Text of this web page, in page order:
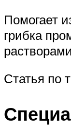
Помогает
грибка
Статья по